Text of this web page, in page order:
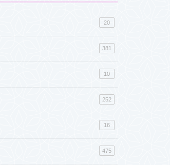
20
381
10
252
16
475